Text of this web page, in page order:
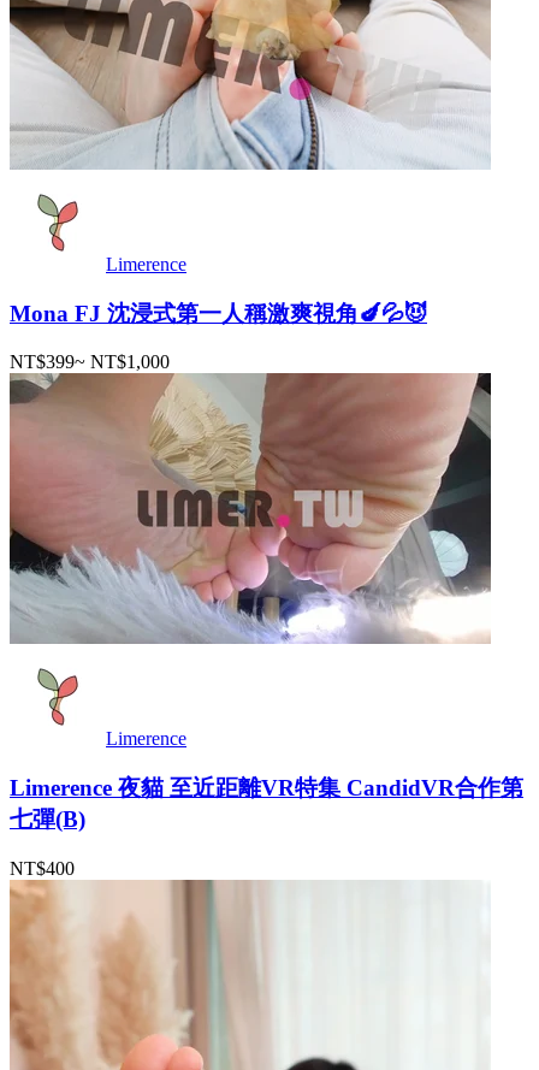
Limerence
Mona FJ 沈浸式第一人稱激爽視角🍆💦😈
NT$399~ NT$1,000
Limerence
Limerence 夜貓 至近距離VR特集 CandidVR合作第
七彈(B)
NT$400